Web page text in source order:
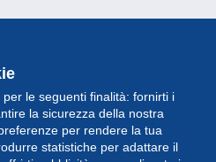
le seguenti finalità: fornirti i
la sicurezza della nostra
per rendere la tua
statistiche per adattare il